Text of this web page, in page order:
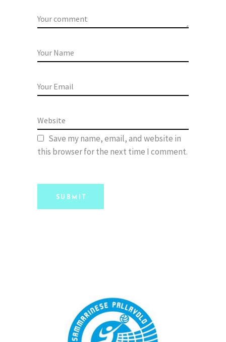
Save my name, email, and website in
this browser for the next time I comment.
SUBMIT